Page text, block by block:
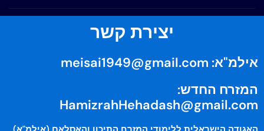
יצירת קשר
אילמ"א: meisai1949@gmail.com
המזרח החדש:
HamizrahHehadash@gmail.com